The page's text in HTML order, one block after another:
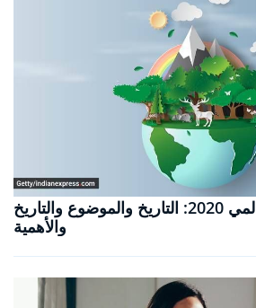
يوم البيئة العالمي 2020: التاريخ والموضوع والتاريخ
والأهمية